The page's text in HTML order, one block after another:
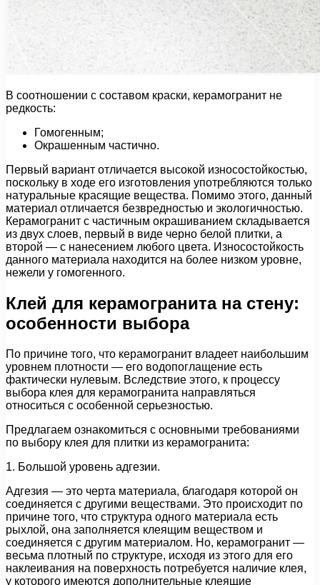
В соотношении с составом краски, керамогранит не
редкость:
Гомогенным;
Окрашенным частично.
Первый вариант отличается высокой износостойкостью,
поскольку в ходе его изготовления употребляются только
натуральные красящие вещества. Помимо этого, данный
материал отличается безвредностью и экологичностью.
Керамогранит с частичным окрашиванием складывается
из двух слоев, первый в виде черно белой плитки, а
второй — с нанесением любого цвета. Износостойкость
данного материала находится на более низком уровне,
нежели у гомогенного.
Клей для керамогранита на стену:
особенности выбора
По причине того, что керамогранит владеет наибольшим
уровнем плотности — его водопоглащение есть
фактически нулевым. Вследствие этого, к процессу
выбора клея для керамогранита направляться
относиться с особенной серьезностью.
Предлагаем ознакомиться с основными требованиями
по выбору клея для плитки из керамогранита:
1. Большой уровень адгезии.
Адгезия — это черта материала, благодаря которой он
соединяется с другими веществами. Это происходит по
причине того, что структура одного материала есть
рыхлой, она заполняется клеящим веществом и
соединяется с другим материалом. Но, керамогранит —
весьма плотный по структуре, исходя из этого для его
наклеивания на поверхность потребуется наличие клея,
у которого имеются дополнительные клеящие